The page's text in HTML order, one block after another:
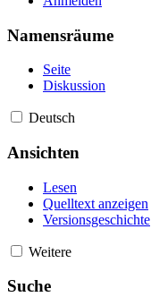
Namensräume
Seite
Diskussion
Deutsch
Ansichten
Lesen
Quelltext anzeigen
Versionsgeschichte
Weitere
Suche